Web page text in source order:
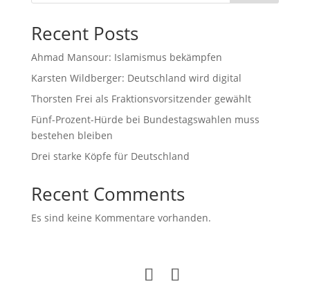
Recent Posts
Ahmad Mansour: Islamismus bekämpfen
Karsten Wildberger: Deutschland wird digital
Thorsten Frei als Fraktionsvorsitzender gewählt
Fünf-Prozent-Hürde bei Bundestagswahlen muss
bestehen bleiben
Drei starke Köpfe für Deutschland
Recent Comments
Es sind keine Kommentare vorhanden.